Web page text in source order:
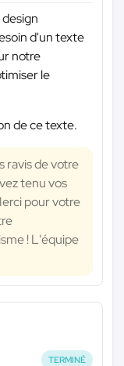
d'un texte
notre
le
de ce texte.
ravis de votre
tenu vos
pour votre
! L'équipe
TERMINÉ